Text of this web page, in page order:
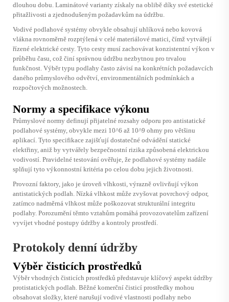
dlouhou dobu. Laminátové varianty získaly na oblibě díky své estetické
přitažlivosti a zjednodušeným požadavkům na údržbu.
Vodivé podlahové systémy obvykle obsahují uhlíková nebo kovová
vlákna rovnoměrně rozptýlená v celé materiálové matici, čímž vytvářejí
řízené elektrické cesty. Tyto cesty musí zachovávat konzistentní výkon v
průběhu času, což činí správnou údržbu nezbytnou pro trvalou
funkčnost. Výběr typu podlahy často závisí na konkrétních požadavcích
daného průmyslového odvětví, environmentálních podmínkách a
rozpočtových možnostech.
Normy a specifikace výkonu
Průmyslové normy definují přijatelné rozsahy odporu pro antistatické
podlahové systémy, obvykle mezi 10^6 až 10^9 ohmy pro většinu
aplikací. Tyto specifikace zajišťují dostatečné odvádění statické
elektřiny, aniž by vytvářely bezpečnostní rizika způsobená elektrickou
vodivostí. Pravidelné testování ověřuje, že podlahové systémy nadále
splňují tyto výkonnostní kritéria po celou dobu jejich životnosti.
Provozní faktory, jako je úroveň vlhkosti, výrazně ovlivňují výkon
antistatických podlah. Nízká vlhkost může zvyšovat povrchový odpor,
zatímco nadměrná vlhkost může poškozovat strukturální integritu
podlahy. Porozumění těmto vztahům pomáhá provozovatelům zařízení
vyvíjet vhodné postupy údržby a kontroly prostředí.
Protokoly denní údržby
Výběr čisticích prostředků
Výběr vhodných čisticích prostředků představuje klíčový aspekt údržby
protistatických podlah. Běžné komerční čisticí prostředky mohou
obsahovat složky, které narušují vodivé vlastnosti podlahy nebo